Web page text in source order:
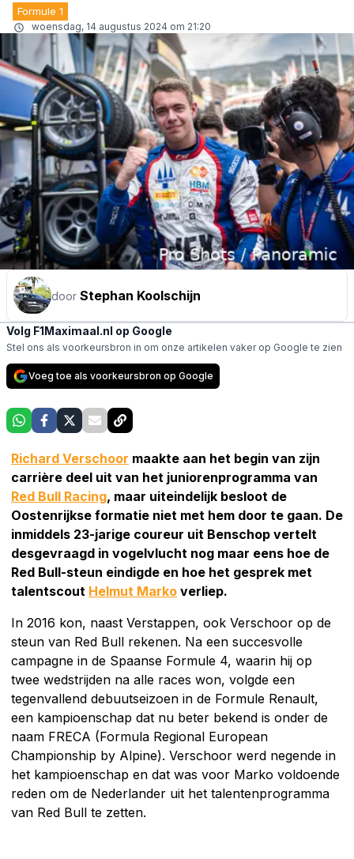
Formule 1
woensdag, 14 augustus 2024 om 21:20
door Stephan Koolschijn
Volg F1Maximaal.nl op Google
Stel ons als voorkeursbron in om onze artikelen vaker op Google te zien
Voeg toe als voorkeursbron op Google
Richard Verschoor maakte aan het begin van zijn
carrière deel uit van het juniorenprogramma van
Red Bull Racing, maar uiteindelijk besloot de
Oostenrijkse formatie niet met hem door te gaan. De
inmiddels 23-jarige coureur uit Benschop vertelt
desgevraagd in vogelvlucht nog maar eens hoe de
Red Bull-steun eindigde en hoe het gesprek met
talentscout Helmut Marko verliep.
In 2016 kon, naast Verstappen, ook Verschoor op de
steun van Red Bull rekenen. Na een succesvolle
campagne in de Spaanse Formule 4, waarin hij op
twee wedstrijden na alle races won, volgde een
tegenvallend debuutseizoen in de Formule Renault,
een kampioenschap dat nu beter bekend is onder de
naam FRECA (Formula Regional European
Championship by Alpine). Verschoor werd negende in
het kampioenschap en dat was voor Marko voldoende
reden om de Nederlander uit het talentenprogramma
van Red Bull te zetten.